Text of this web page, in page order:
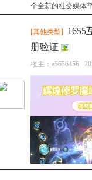
个全新的社交媒体
[其他类型] 1655
册验证
楼主： a5656456